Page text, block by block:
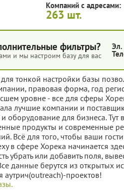
Компаний с адресами:
263 шт.
фильтры?
и мы настроим базу для вас
Эл.
тонкой настройки базы
правовая форма, год
уровне - все для сферы
лучшие компании и
и оборудование для бизнеса.
продукты и современные
Всё для того, чтобы ваши
в сфере Хорека начинается
убрать или добавить поля,
данные берутся из открытых
аутрич(outreach)-проектов!